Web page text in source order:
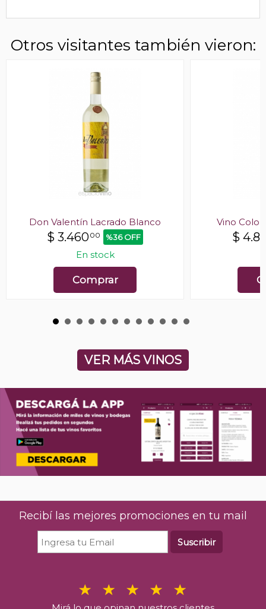
Otros visitantes también vieron:
Don Valentín Lacrado Blanco
$ 3.46000 %36 OFF
En stock
Comprar
Vino
$
VER MÁS VINOS
Recibí las mejores promociones en tu mail
Suscribir